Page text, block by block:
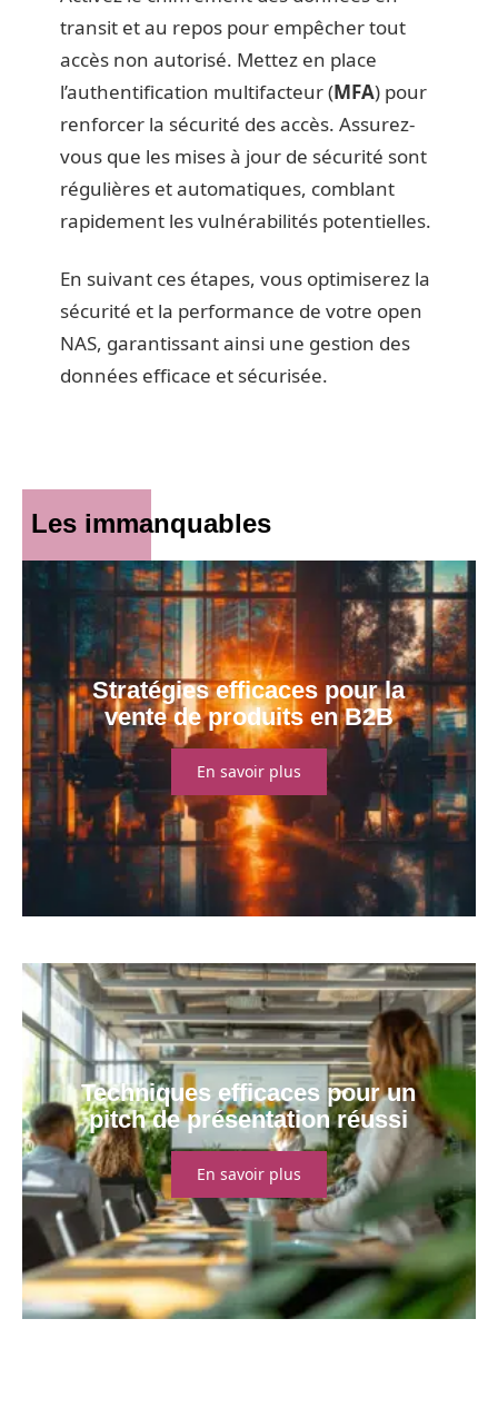
transit et au repos pour empêcher tout
accès non autorisé. Mettez en place
l’authentification multifacteur (MFA) pour
renforcer la sécurité des accès. Assurez-
vous que les mises à jour de sécurité sont
régulières et automatiques, comblant
rapidement les vulnérabilités potentielles.
En suivant ces étapes, vous optimiserez la
sécurité et la performance de votre open
NAS, garantissant ainsi une gestion des
données efficace et sécurisée.
Les immanquables
Stratégies efficaces pour la
vente de produits en B2B
En savoir plus
Techniques efficaces pour un
pitch de présentation réussi
En savoir plus